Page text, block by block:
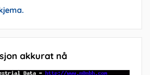
akkurat nå